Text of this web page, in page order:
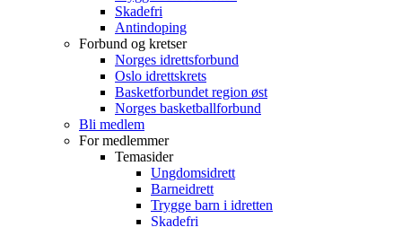
Skadefri
Antindoping
Forbund og kretser
Norges idrettsforbund
Oslo idrettskrets
Basketforbundet region øst
Norges basketballforbund
Bli medlem
For medlemmer
Temasider
Ungdomsidrett
Barneidrett
Trygge barn i idretten
Skadefri